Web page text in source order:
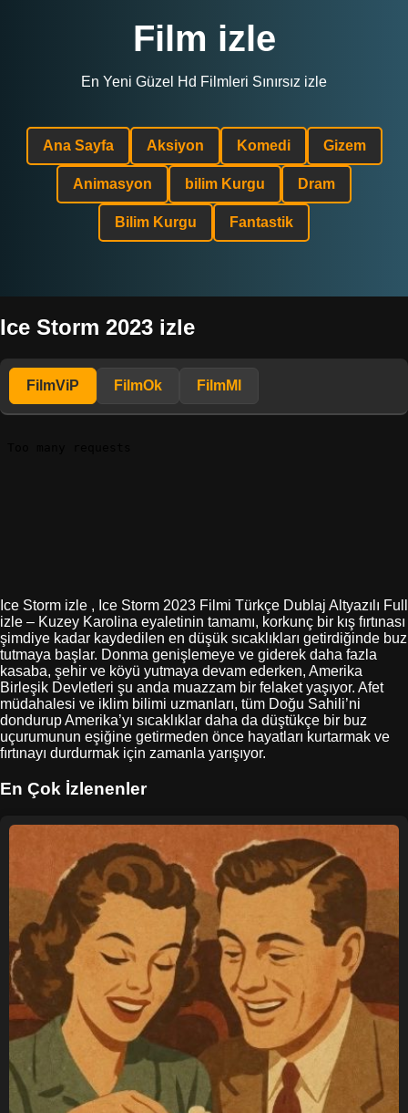
Film izle
En Yeni Güzel Hd Filmleri Sınırsız izle
Ana Sayfa Aksiyon Komedi Gizem
Animasyon bilim Kurgu Dram
Bilim Kurgu Fantastik
Ice Storm 2023 izle
FilmViP FilmOk FilmMl
Ice Storm izle , Ice Storm 2023 Filmi Türkçe Dublaj Altyazılı Full
izle – Kuzey Karolina eyaletinin tamamı, korkunç bir kış fırtınası
şimdiye kadar kaydedilen en düşük sıcaklıkları getirdiğinde buz
tutmaya başlar. Donma genişlemeye ve giderek daha fazla
kasaba, şehir ve köyü yutmaya devam ederken, Amerika
Birleşik Devletleri şu anda muazzam bir felaket yaşıyor. Afet
müdahalesi ve iklim bilimi uzmanları, tüm Doğu Sahili’ni
dondurup Amerika’yı sıcaklıklar daha da düştükçe bir buz
uçurumunun eşiğine getirmeden önce hayatları kurtarmak ve
fırtınayı durdurmak için zamanla yarışıyor.
En Çok İzlenenler